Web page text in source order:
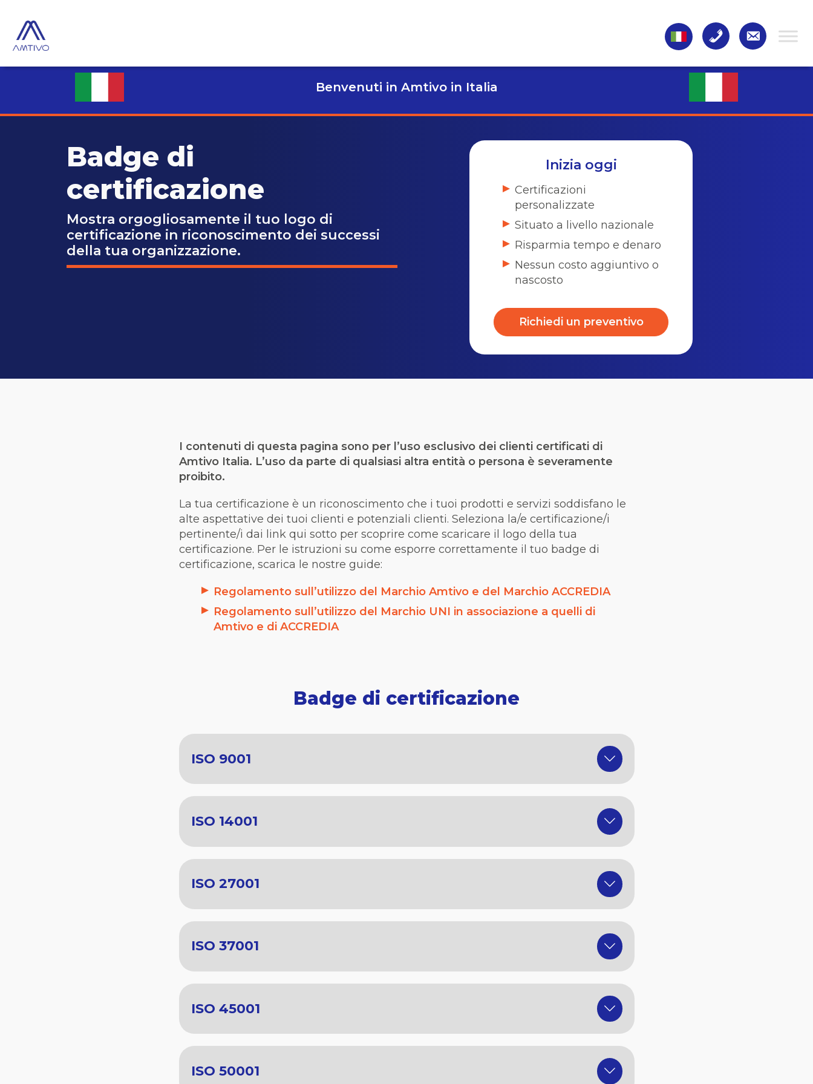
Benvenuti in Amtivo in Italia
Badge di
certificazione
Mostra orgogliosamente il tuo logo di
certificazione in riconoscimento dei successi
della tua organizzazione.
Inizia oggi
Certificazioni
personalizzate
Situato a livello nazionale
Risparmia tempo e denaro
Nessun costo aggiuntivo o
nascosto
Richiedi un preventivo
I contenuti di questa pagina sono per l’uso esclusivo dei clienti certificati di
Amtivo Italia. L’uso da parte di qualsiasi altra entità o persona è severamente
proibito.
La tua certificazione è un riconoscimento che i tuoi prodotti e servizi soddisfano le
alte aspettative dei tuoi clienti e potenziali clienti. Seleziona la/e certificazione/i
pertinente/i dai link qui sotto per scoprire come scaricare il logo della tua
certificazione. Per le istruzioni su come esporre correttamente il tuo badge di
certificazione, scarica le nostre guide:
Regolamento sull’utilizzo del Marchio Amtivo e del Marchio ACCREDIA
Regolamento sull’utilizzo del Marchio UNI in associazione a quelli di
Amtivo e di ACCREDIA
Badge di certificazione
ISO 9001
ISO 14001
ISO 27001
ISO 37001
ISO 45001
ISO 50001